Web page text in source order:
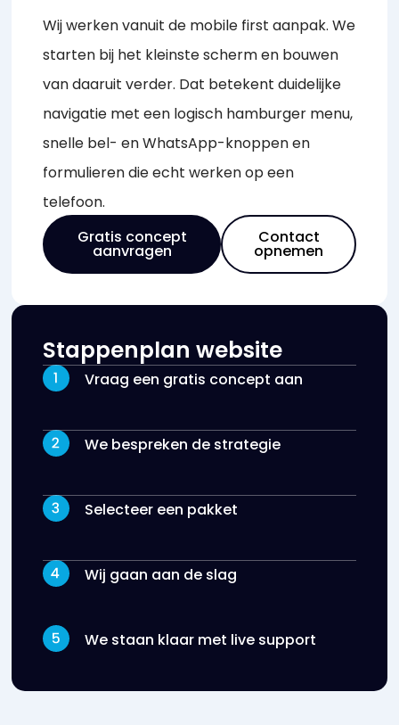
Wij werken vanuit de mobile first aanpak. We
starten bij het kleinste scherm en bouwen
van daaruit verder. Dat betekent duidelijke
navigatie met een logisch hamburger menu,
snelle bel- en WhatsApp-knoppen en
formulieren die echt werken op een
telefoon.
Gratis concept
aanvragen
Contact
opnemen
Stappenplan website
Vraag een gratis concept aan
We bespreken de strategie
Selecteer een pakket
Wij gaan aan de slag
We staan klaar met live support